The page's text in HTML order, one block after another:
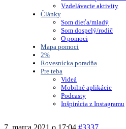
Vzdelávacie aktivity
Články
Som dieťa/mladý
Som dospelý/rodič
O pomoci
Mapa pomoci
2%
Rovesnícka poradňa
Pre teba
Videá
Mobilné aplikácie
Podcasty
Inšpirácia z Instagramu
7. marca 2021 o 17:04 #3337